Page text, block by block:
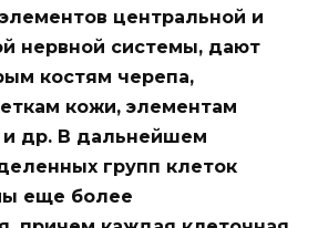
центральной и
нервной системы, дают
костям черепа,
кожи, элементам
и др. В дальнейшем
групп клеток
еще более